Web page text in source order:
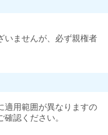
いませんが、必ず親権者
適用範囲が異なりますの
確認ください。